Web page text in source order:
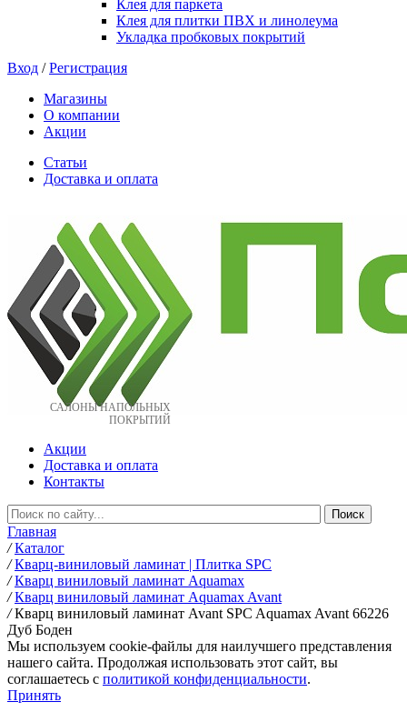
Клея для паркета
Клея для плитки ПВХ и линолеума
Укладка пробковых покрытий
Вход /Регистрация
Магазины
О компании
Акции
Статьи
Доставка и оплата
САЛОНЫ НАПОЛЬНЫХ
ПОКРЫТИЙ
Акции
Доставка и оплата
Контакты
Главная
/ Каталог
/ Кварц-виниловый ламинат | Плитка SPC
/ Кварц виниловый ламинат Aquamax
/ Кварц виниловый ламинат Aquamax Avant
/ Кварц виниловый ламинат Avant SPC Aquamax Avant 66226
Дуб Боден
Мы используем cookie-файлы для наилучшего представления
нашего сайта. Продолжая использовать этот сайт, вы
соглашаетесь c политикой конфиденциальности.
Принять